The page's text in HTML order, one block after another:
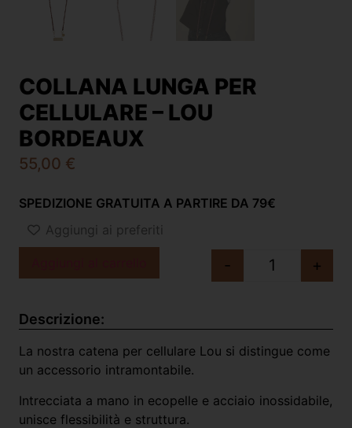
COLLANA LUNGA PER
CELLULARE – LOU
BORDEAUX
55,00 €
SPEDIZIONE GRATUITA A PARTIRE DA 79€
Aggiungi ai preferiti
- +
Descrizione:
La nostra catena per cellulare Lou si distingue come
un accessorio intramontabile.
Intrecciata a mano in ecopelle e acciaio inossidabile,
unisce flessibilità e struttura.